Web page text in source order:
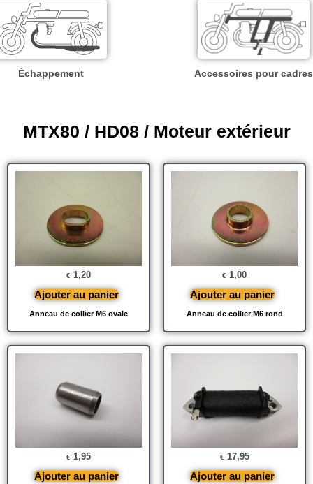
Échappement Accessoires pour cadres
MTX80 / HD08 / Moteur extérieur
Anneau de collier M6 ovale
€ 1,20
Ajouter au panier
Anneau de collier M6 rond
€ 1,00
Ajouter au panier
€ 1,95
Ajouter au panier
€ 17,95
Ajouter au panier